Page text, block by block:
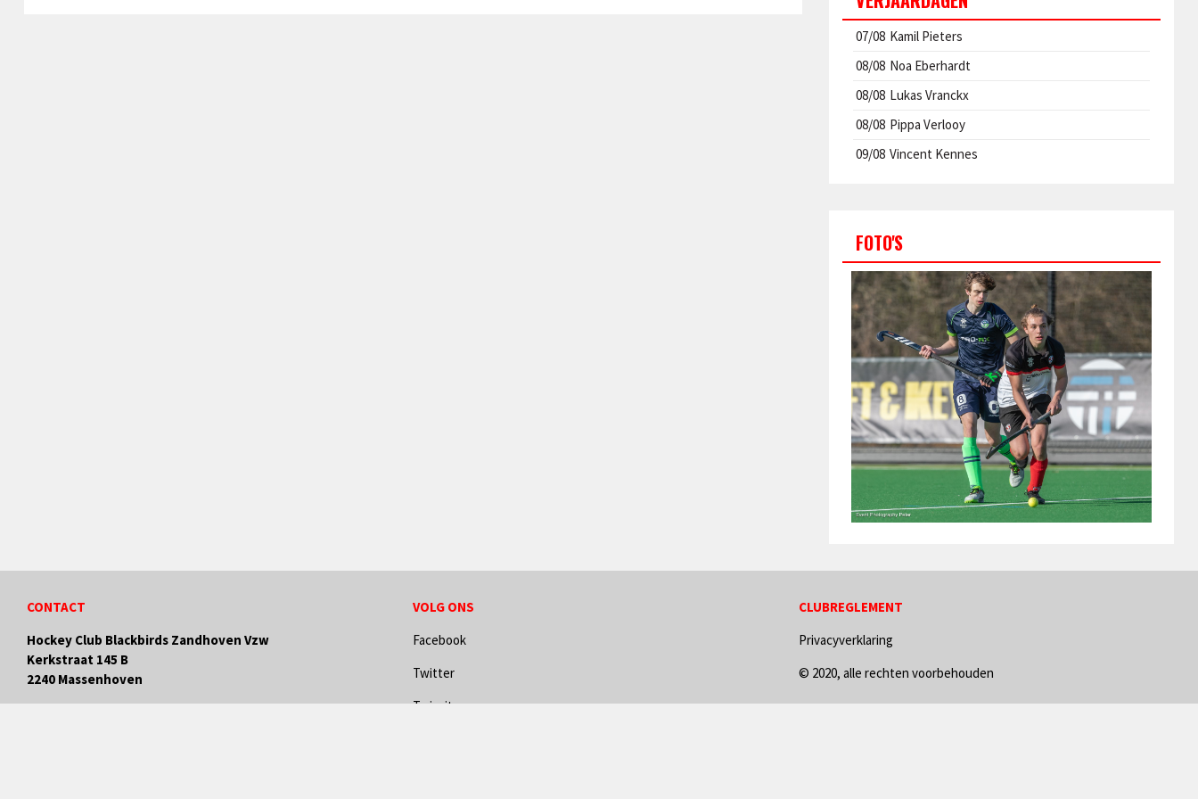
07/08 Kamil Pieters
08/08 Noa Eberhardt
08/08 Lukas Vranckx
08/08 Pippa Verlooy
09/08 Vincent Kennes
FOTO'S
CONTACT
Hockey Club Blackbirds Zandhoven Vzw
Kerkstraat 145 B
2240 Massenhoven
VOLG ONS
Facebook
Twitter
Twizzit
CLUBREGLEMENT
Privacyverklaring
© 2020, alle rechten voorbehouden